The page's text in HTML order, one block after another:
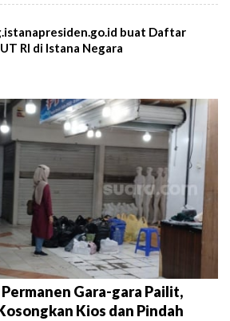
buat Daftar
RI di Istana Negara
Permanen Gara-gara Pailit,
Kios dan Pindah